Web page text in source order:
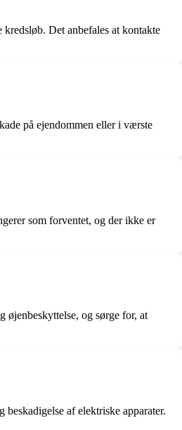
Det anbefales at kontakte
på ejendommen eller i værste
som forventet, og der ikke er
øjenbeskyttelse, og sørge for, at
af elektriske apparater.